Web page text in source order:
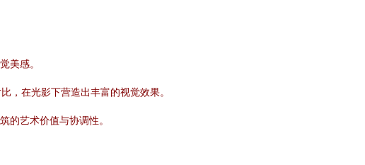
美感。
，在光影下营造出丰富的视觉效果。
的艺术价值与协调性。